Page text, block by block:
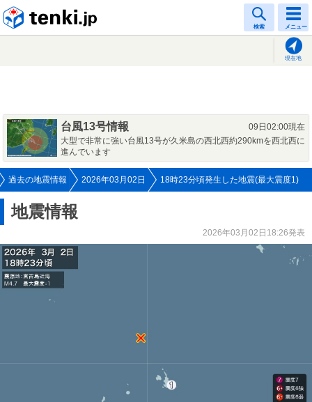
検索 メニュー
現在地
台風13号情報
09日02:00現在
大型で非常に強い台風13号が久米島の西北西約290kmを西北西に
進んでいます
過去の地震情報 2026年03月02日 18時23分頃発生した地震(最大震度1)
地震情報
2026年03月02日18:26発表